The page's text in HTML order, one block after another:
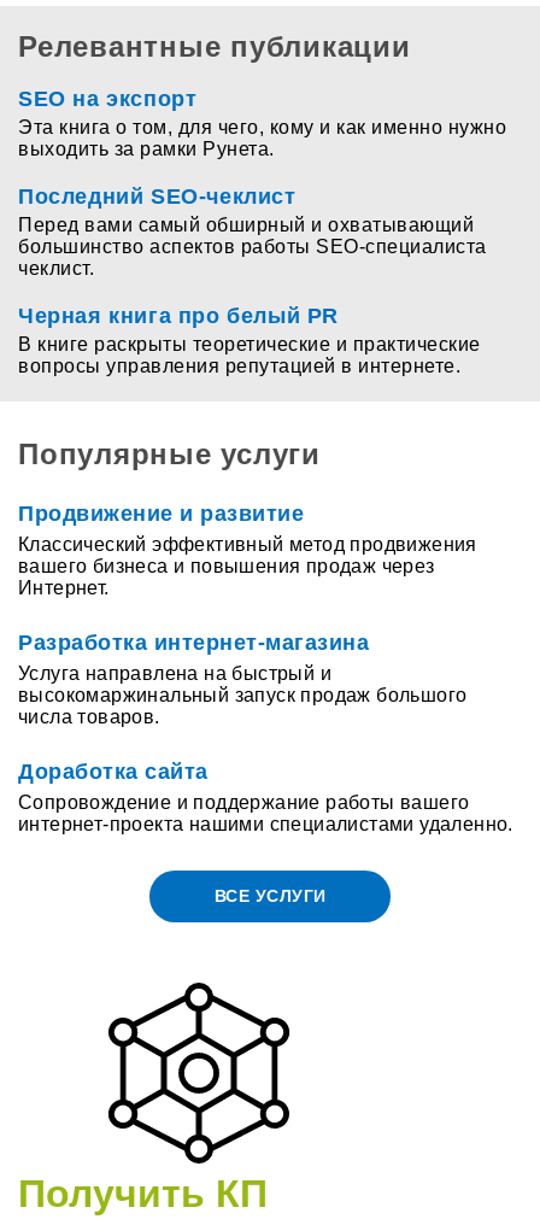
Релевантные публикации
SEO на экспорт
Эта книга о том, для чего, кому и как именно нужно
выходить за рамки Рунета.
Последний SEO-чеклист
Перед вами самый обширный и охватывающий
большинство аспектов работы SEO-специалиста
чеклист.
Черная книга про белый PR
В книге раскрыты теоретические и практические
вопросы управления репутацией в интернете.
Популярные услуги
Продвижение и развитие
Классический эффективный метод продвижения
вашего бизнеса и повышения продаж через
Интернет.
Разработка интернет-магазина
Услуга направлена на быстрый и
высокомаржинальный запуск продаж большого
числа товаров.
Доработка сайта
Сопровождение и поддержание работы вашего
интернет-проекта нашими специалистами удаленно.
ВСЕ УСЛУГИ
Получить КП